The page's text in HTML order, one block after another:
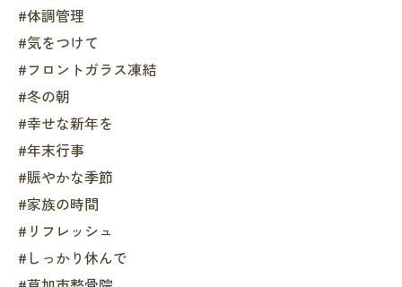
#体調管理
#気をつけて
#フロントガラス凍結
#冬の朝
#幸せな新年を
#年末行事
#賑やかな季節
#家族の時間
#リフレッシュ
#しっかり休んで